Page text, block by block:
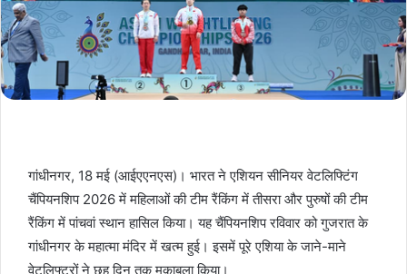
गांधीनगर, 18 मई (आईएएनएस)। भारत ने एशियन सीनियर वेटलिफ्टिंग
चैंपियनशिप 2026 में महिलाओं की टीम रैंकिंग में तीसरा और पुरुषों की टीम
रैंकिंग में पांचवां स्थान हासिल किया। यह चैंपियनशिप रविवार को गुजरात के
गांधीनगर के महात्मा मंदिर में खत्म हुई। इसमें पूरे एशिया के जाने-माने
वेटलिफ्टरों ने छह दिन तक मुकाबला किया।